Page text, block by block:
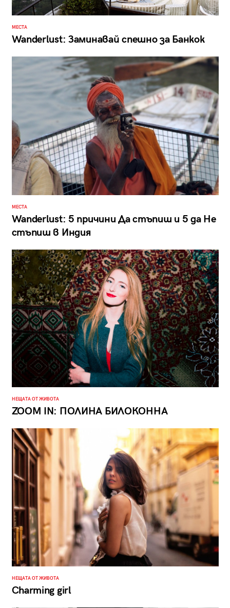
МЕСТА
Wanderlust: Заминавай спешно за Банкок
МЕСТА
Wanderlust: 5 причини Да стъпиш и 5 дa Не
стъпиш в Индия
НЕЩАТА ОТ ЖИВОТА
ZOOM IN: ПОЛИНА БИЛОКОННА
НЕЩАТА ОТ ЖИВОТА
Charming girl